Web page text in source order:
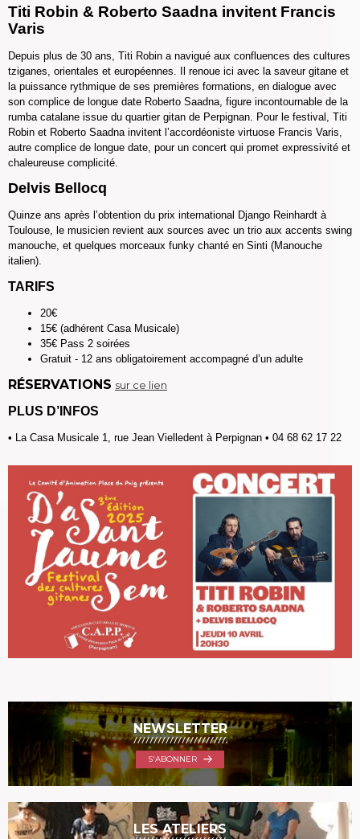
Titi Robin & Roberto Saadna invitent Francis
Varis
Depuis plus de 30 ans, Titi Robin a navigué aux confluences des cultures
tziganes, orientales et européennes. Il renoue ici avec la saveur gitane et
la puissance rythmique de ses premières formations, en dialogue avec
son complice de longue date Roberto Saadna, figure incontournable de la
rumba catalane issue du quartier gitan de Perpignan. Pour le festival, Titi
Robin et Roberto Saadna invitent l’accordéoniste virtuose Francis Varis,
autre complice de longue date, pour un concert qui promet expressivité et
chaleureuse complicité.
Delvis Bellocq
Quinze ans après l’obtention du prix international Django Reinhardt à
Toulouse, le musicien revient aux sources avec un trio aux accents swing
manouche, et quelques morceaux funky chanté en Sinti (Manouche
italien).
TARIFS
20€
15€ (adhérent Casa Musicale)
35€ Pass 2 soirées
Gratuit - 12 ans obligatoirement accompagné d’un adulte
RÉSERVATIONS sur ce lien
PLUS D’INFOS
• La Casa Musicale 1, rue Jean Vielledent à Perpignan • 04 68 62 17 22
NEWSLETTER
S'ABONNER
LES ATELIERS